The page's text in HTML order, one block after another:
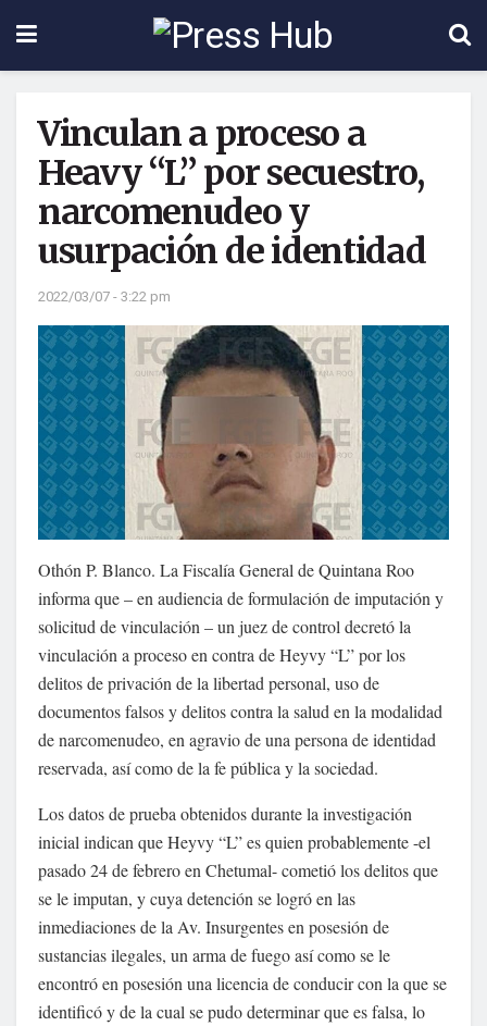
Vinculan a proceso a
Heavy “L” por secuestro,
narcomenudeo y
usurpación de identidad
2022/03/07 - 3:22 pm
Othón P. Blanco. La Fiscalía General de Quintana Roo
informa que – en audiencia de formulación de imputación y
solicitud de vinculación – un juez de control decretó la
vinculación a proceso en contra de Heyvy “L” por los
delitos de privación de la libertad personal, uso de
documentos falsos y delitos contra la salud en la modalidad
de narcomenudeo, en agravio de una persona de identidad
reservada, así como de la fe pública y la sociedad.
Los datos de prueba obtenidos durante la investigación
inicial indican que Heyvy “L” es quien probablemente -el
pasado 24 de febrero en Chetumal- cometió los delitos que
se le imputan, y cuya detención se logró en las
inmediaciones de la Av. Insurgentes en posesión de
sustancias ilegales, un arma de fuego así como se le
encontró en posesión una licencia de conducir con la que se
identificó y de la cual se pudo determinar que es falsa, lo